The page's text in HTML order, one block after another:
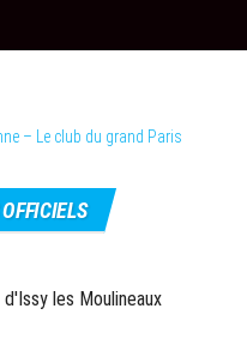
API –
–
les Moulineaux